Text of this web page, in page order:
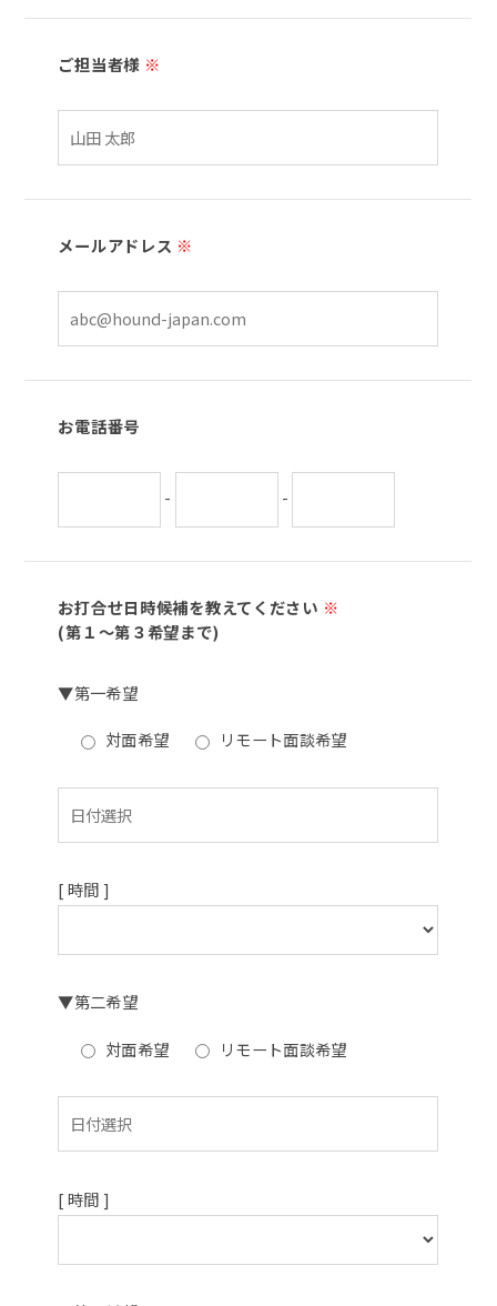
ご担当者様 ※
メールアドレス ※
お電話番号
- -
お打合せ日時候補を教えてください ※
(第１～第３希望まで)
▼第一希望
対面希望 リモート面談希望
[ 時間 ]
▼第二希望
対面希望 リモート面談希望
[ 時間 ]